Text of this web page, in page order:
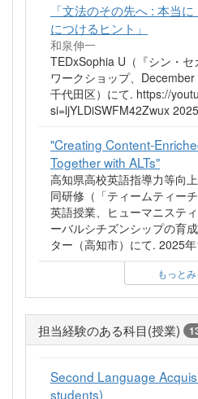
「文法のその先へ : 本当
につけるヒント」
和泉伸一
TEDxSophia U（『シン・セ
ワークショップ、
千代田区）にて. https://
si=ljYLDiSWFM42Zwux
"Creating Content-
Together with ALTs"
高知県高校英語指導力等向
同研修（「ティームティー
英語授業、ヒューマニステ
ーバルシチズンシップの育
ター（高知市）にて. 2025
もっと
担当経験のある科目(授業)
Second Language
students)